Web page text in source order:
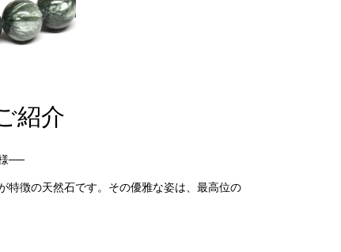
紹介
──
特徴の天然石です。その優雅な姿は、最高位の